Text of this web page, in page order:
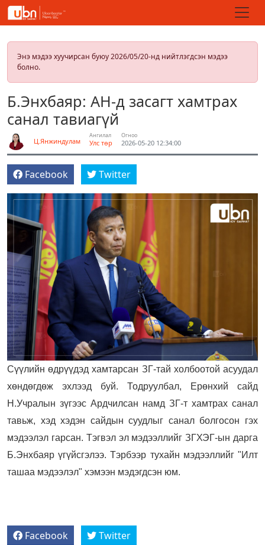
Энэ мэдээ хуучирсан буюу 2026/05/20-нд нийтлэгдсэн мэдээ
болно.
Б.Энхбаяр: АН-д засагт хамтрах
санал тавиагүй
Ц.Янжиндулам
Ангилал
Улс төр
Огноо
2026-05-20 12:34:00
Facebook Twitter
Сүүлийн өдрүүдэд хамтарсан ЗГ-тай холбоотой асуудал
хөндөгдөж эхлээд буй. Тодруулбал, Ерөнхий сайд
Н.Учралын зүгээс Ардчилсан намд ЗГ-т хамтрах санал
тавьж, хэд хэдэн сайдын суудлыг санал болгосон гэх
мэдээлэл гарсан. Тэгвэл эл мэдээллийг ЗГХЭГ-ын дарга
Б.Энхбаяр үгүйсгэлээ. Тэрбээр тухайн мэдээллийг "Илт
ташаа мэдээлэл" хэмээн мэдэгдсэн юм.
Facebook Twitter